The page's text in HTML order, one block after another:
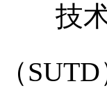
技术
（